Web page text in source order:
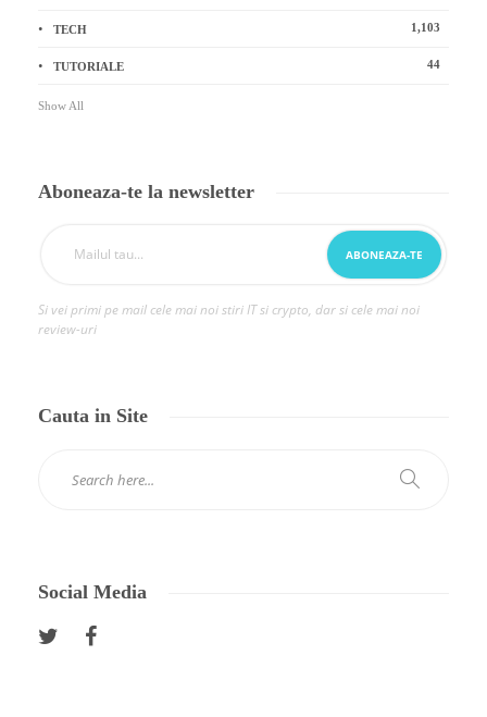
TECH 1,103
TUTORIALE 44
Show All
Aboneaza-te la newsletter
Si vei primi pe mail cele mai noi stiri IT si crypto, dar si cele mai noi
review-uri
Cauta in Site
Social Media